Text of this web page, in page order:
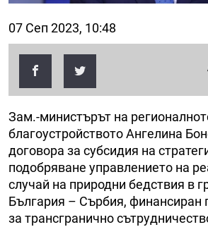
07 Сеп 2023, 10:48
Зам.-министърът на
благоустройството Ангелина
договора за субсидия на
подобряване управлението на
случай на природни бедствия в
България – Сърбия, финансиран
за трансгранично